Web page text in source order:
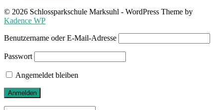
© 2026 Schlossparkschule Marksuhl - WordPress Theme by
Kadence WP
Benutzername oder E-Mail-Adresse
Passwort
Angemeldet bleiben